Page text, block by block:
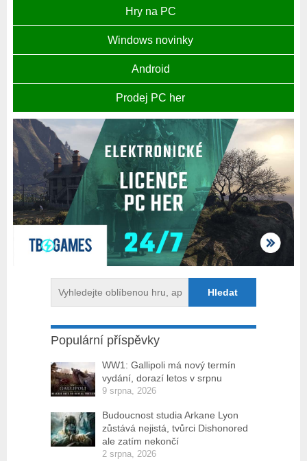
Hry na PC
Windows novinky
Android
Prodej PC her
Populární příspěvky
WW1: Gallipoli má nový termín
vydání, dorazí letos v srpnu
9 srpna, 2026
Budoucnost studia Arkane Lyon
zůstává nejistá, tvůrci Dishonored
ale zatím nekončí
2 srpna, 2026